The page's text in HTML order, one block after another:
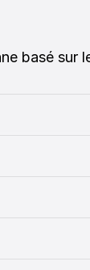
basé sur